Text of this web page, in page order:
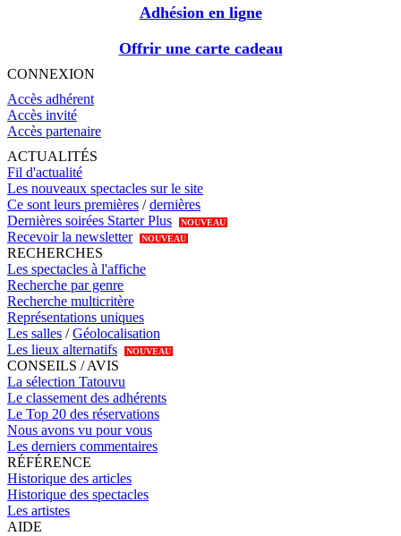
Adhésion en ligne
Offrir une carte cadeau
CONNEXION
Accès adhérent
Accès invité
Accès partenaire
ACTUALITÉS
Fil d'actualité
Les nouveaux spectacles sur le site
Ce sont leurs premières /dernières
Dernières soirées Starter Plus
NOUVEAU
Recevoir la newsletter NOUVEAU
RECHERCHES
Les spectacles à l'affiche
Recherche par genre
Recherche multicritère
Représentations uniques
Les salles /Géolocalisation
Les lieux alternatifs
NOUVEAU
CONSEILS / AVIS
La sélection Tatouvu
Le classement des adhérents
Le Top 20 des réservations
Nous avons vu pour vous
Les derniers commentaires
RÉFÉRENCE
Historique des articles
Historique des spectacles
Les artistes
AIDE